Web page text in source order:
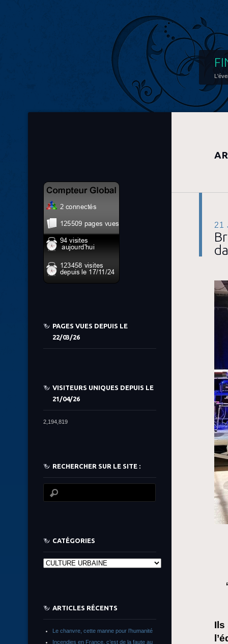
21
Ils
PAGES VUES DEPUIS LE
22/03/26
VISITEURS UNIQUES DEPUIS LE
21/04/26
2,194,819
RECHERCHER SUR LE SITE :
CATÉGORIES
Catégories
ARTICLES RÉCENTS
Le chanvre, cette manne pour l’humanité
Incendies en France, c’est de la faute au